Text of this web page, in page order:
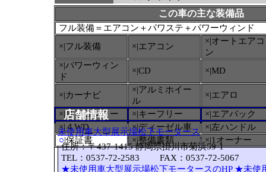
この車の主な装備品
フル装備＝エアコン＋パワステ＋パワーウィンド
×|フル装備
×|エアコン
×|オートエアコ
ン
×|パワーウィン
ド
×|CD ×|MD
×|カーナビ
×|アルミホイー
ル
×|エアロ
×|リモコンキー
×|キーフリー
×|エアバック
×|４WD
×|ディーゼル車
×|左ハンドル
○|保証書 ×|整備書類 ×|1オーナー
店舗情報
未使用車大型展示場松下モータース
住所：〒437-1415 静岡県掛川市菊浜59-1
TEL：0537-72-2583 FAX：0537-72-5067
★未使用車大型展示場松下モータースのHP ★未使